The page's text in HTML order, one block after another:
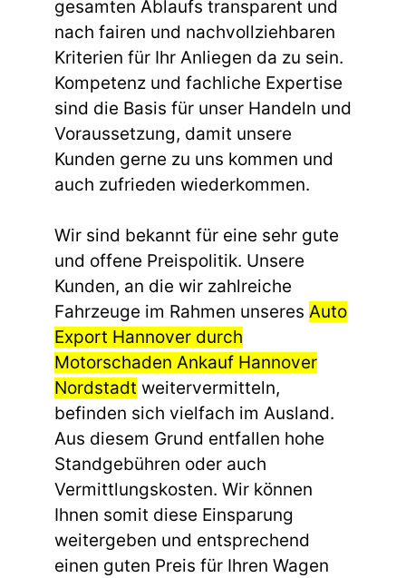
gesamten Ablaufs transparent und
nach fairen und nachvollziehbaren
Kriterien für Ihr Anliegen da zu sein.
Kompetenz und fachliche Expertise
sind die Basis für unser Handeln und
Voraussetzung, damit unsere
Kunden gerne zu uns kommen und
auch zufrieden wiederkommen.
Wir sind bekannt für eine sehr gute
und offene Preispolitik. Unsere
Kunden, an die wir zahlreiche
Fahrzeuge im Rahmen unseres Auto
Export Hannover durch
Motorschaden Ankauf Hannover
Nordstadt weitervermitteln,
befinden sich vielfach im Ausland.
Aus diesem Grund entfallen hohe
Standgebühren oder auch
Vermittlungskosten. Wir können
Ihnen somit diese Einsparung
weitergeben und entsprechend
einen guten Preis für Ihren Wagen